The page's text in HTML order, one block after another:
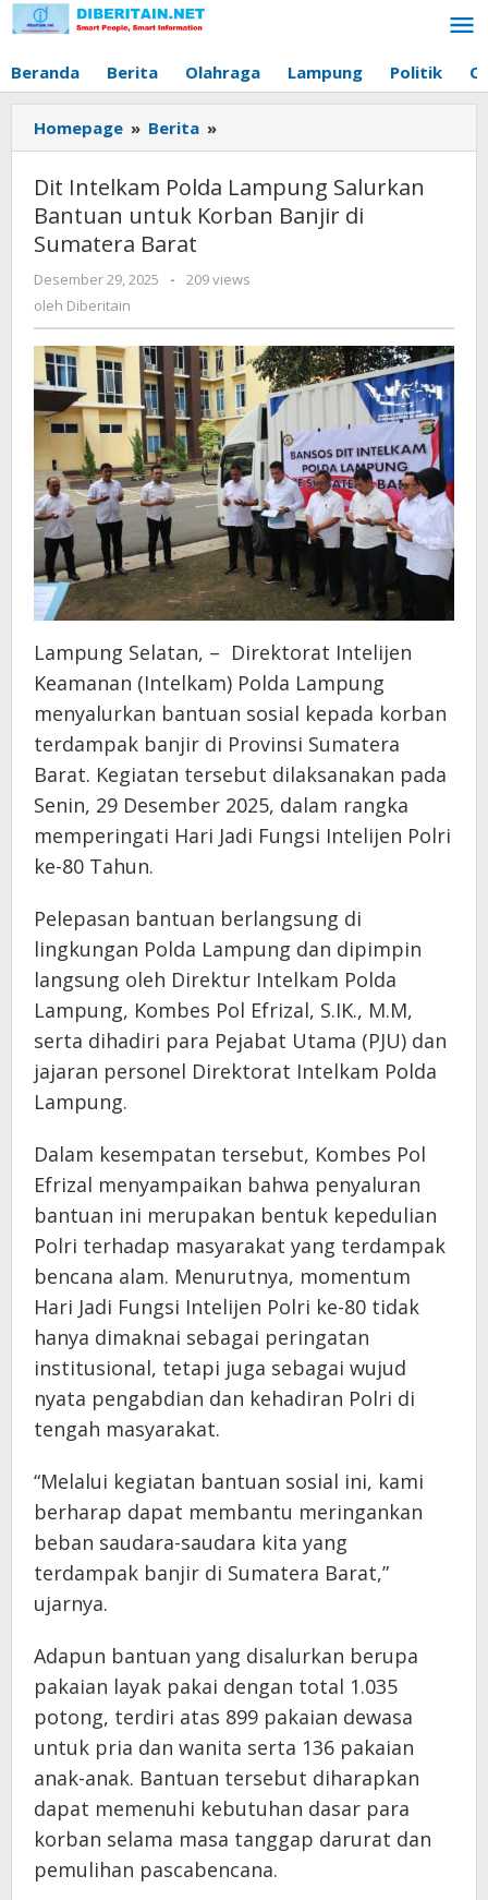
Lewati
ke
Beranda Berita Olahraga Lampung Politik
Homepage » Berita »
Intelkam
Polda
Lampung
Salurkan
untuk
di
Sumatera
Barat
Dit Intelkam Polda Lampung Salurkan
Bantuan untuk Korban Banjir di
Sumatera Barat
Desember 29, 2025
oleh
-
209 views
oleh Diberitain
Lampung Selatan, – Direktorat Intelijen
Keamanan (Intelkam) Polda Lampung
menyalurkan bantuan sosial kepada korban
terdampak banjir di Provinsi Sumatera
Barat. Kegiatan tersebut dilaksanakan pada
Senin, 29 Desember 2025, dalam rangka
memperingati Hari Jadi Fungsi Intelijen Polri
ke-80 Tahun.
Pelepasan bantuan berlangsung di
lingkungan Polda Lampung dan dipimpin
langsung oleh Direktur Intelkam Polda
Lampung, Kombes Pol Efrizal, S.IK., M.M,
serta dihadiri para Pejabat Utama (PJU) dan
jajaran personel Direktorat Intelkam Polda
Lampung.
Dalam kesempatan tersebut, Kombes Pol
Efrizal menyampaikan bahwa penyaluran
bantuan ini merupakan bentuk kepedulian
Polri terhadap masyarakat yang terdampak
bencana alam. Menurutnya, momentum
Hari Jadi Fungsi Intelijen Polri ke-80 tidak
hanya dimaknai sebagai peringatan
institusional, tetapi juga sebagai wujud
nyata pengabdian dan kehadiran Polri di
tengah masyarakat.
“Melalui kegiatan bantuan sosial ini, kami
berharap dapat membantu meringankan
beban saudara-saudara kita yang
terdampak banjir di Sumatera Barat,”
ujarnya.
Adapun bantuan yang disalurkan berupa
pakaian layak pakai dengan total 1.035
potong, terdiri atas 899 pakaian dewasa
untuk pria dan wanita serta 136 pakaian
anak-anak. Bantuan tersebut diharapkan
dapat memenuhi kebutuhan dasar para
korban selama masa tanggap darurat dan
pemulihan pascabencana.